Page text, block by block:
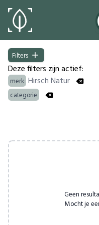
Filters
Filters
Deze filters zijn actief:
merk Hirsch Natur
categorie
Geen
Mocht je